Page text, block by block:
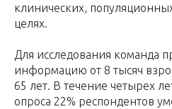
клинических,
целях.
Для исследования команда
информацию от 8 тысяч
65 лет. В течение четырех
опроса 22% респондентов